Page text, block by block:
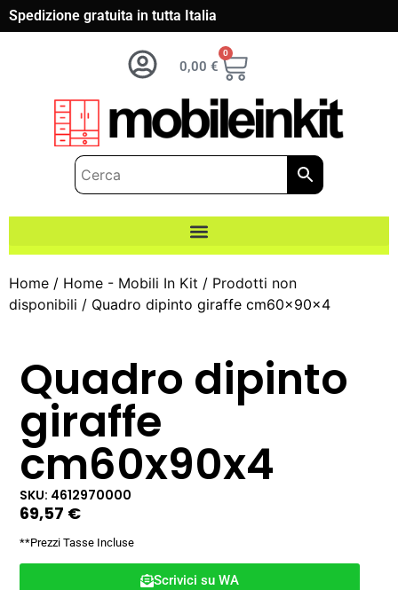
Spedizione gratuita in tutta Italia
0,00 €
0
Home / Home - Mobili In Kit / Prodotti non
disponibili / Quadro dipinto giraffe cm60x90x4
Quadro dipinto
giraffe
cm60x90x4
SKU: 4612970000
69,57 €
**Prezzi Tasse Incluse
Scrivici su WA